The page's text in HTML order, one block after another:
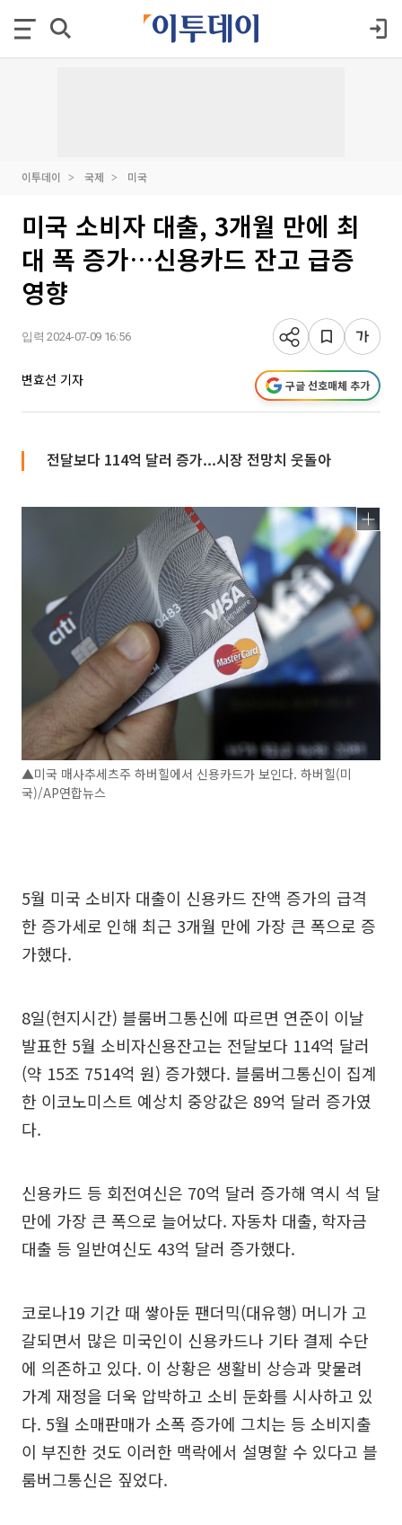
이투데이 국제 미국
미국 소비자 대출, 3개월 만에 최
대 폭 증가…신용카드 잔고 급증
영향
입력 2024-07-09 16:56
변효선 기자 구글 선호매체 추가
전달보다 114억 달러 증가...시장 전망치 웃돌아
▲미국 매사추세츠주 하버힐에서 신용카드가 보인다. 하버힐(미
국)/AP연합뉴스
5월 미국 소비자 대출이 신용카드 잔액 증가의 급격
한 증가세로 인해 최근 3개월 만에 가장 큰 폭으로 증
가했다.
8일(현지시간) 블룸버그통신에 따르면 연준이 이날
발표한 5월 소비자신용잔고는 전달보다 114억 달러
(약 15조 7514억 원) 증가했다. 블룸버그통신이 집계
한 이코노미스트 예상치 중앙값은 89억 달러 증가였
다.
신용카드 등 회전여신은 70억 달러 증가해 역시 석 달
만에 가장 큰 폭으로 늘어났다. 자동차 대출, 학자금
대출 등 일반여신도 43억 달러 증가했다.
코로나19 기간 때 쌓아둔 팬더믹(대유행) 머니가 고
갈되면서 많은 미국인이 신용카드나 기타 결제 수단
에 의존하고 있다. 이 상황은 생활비 상승과 맞물려
가계 재정을 더욱 압박하고 소비 둔화를 시사하고 있
다. 5월 소매판매가 소폭 증가에 그치는 등 소비지출
이 부진한 것도 이러한 맥락에서 설명할 수 있다고 블
룸버그통신은 짚었다.